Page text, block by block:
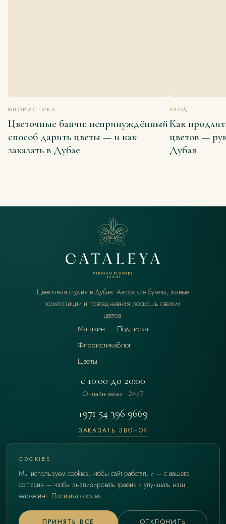
ФЛОРИСТИКА
Цветочные банчи: непринуждённый
способ дарить цветы — и как
заказать в Дубае
УХОД
Как
цветов —
Дубая
Цветочная студия в Дубае. Авторские букеты, живые
композиции и повседневная роскошь свежих
цветов.
Магазин
Флористика
Цветы
Подписка
Блог
с 10:00 до 20:00
Онлайн-заказ · 24/7
+971 54 396 9669
ЗАКАЗАТЬ ЗВОНОК
Возврат и обменИнформация об оплатеУсловия доставки
Согласие с условиями
Политика конфиденциальности
COOKIES
Мы используем cookies, чтобы сайт работал, и — с вашего
согласия — чтобы анализировать трафик и улучшать наш
маркетинг. Политика cookies.
ПРИНЯТЬ ВСЕ ОТКЛОНИТЬ